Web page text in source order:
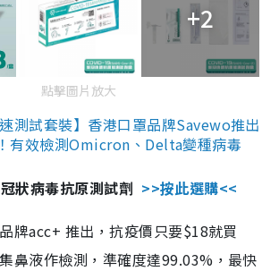
+2
點擊圖片放大
測試套裝】香港口罩品牌Savewo推出
有效檢測Omicron、Delta變種病毒
狀病毒抗原測試劑 >>按此選購<<
牌acc+ 推出，抗疫價只要$18就買
鼻液作檢測，準確度達99.03%，最快